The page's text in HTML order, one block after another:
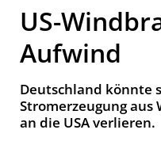
US-
Aufwind
Deutschland könnte
Stromerzeugung aus
an die USA verlieren.